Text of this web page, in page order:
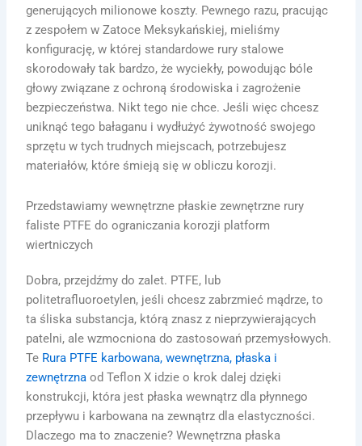
generujących milionowe koszty. Pewnego razu, pracując
z zespołem w Zatoce Meksykańskiej, mieliśmy
konfigurację, w której standardowe rury stalowe
skorodowały tak bardzo, że wyciekły, powodując bóle
głowy związane z ochroną środowiska i zagrożenie
bezpieczeństwa. Nikt tego nie chce. Jeśli więc chcesz
uniknąć tego bałaganu i wydłużyć żywotność swojego
sprzętu w tych trudnych miejscach, potrzebujesz
materiałów, które śmieją się w obliczu korozji.
Przedstawiamy wewnętrzne płaskie zewnętrzne rury
faliste PTFE do ograniczania korozji platform
wiertniczych
Dobra, przejdźmy do zalet. PTFE, lub
politetrafluoroetylen, jeśli chcesz zabrzmieć mądrze, to
ta śliska substancja, którą znasz z nieprzywierających
patelni, ale wzmocniona do zastosowań przemysłowych.
Te Rura PTFE karbowana, wewnętrzna, płaska i
zewnętrzna od Teflon X idzie o krok dalej dzięki
konstrukcji, która jest płaska wewnątrz dla płynnego
przepływu i karbowana na zewnątrz dla elastyczności.
Dlaczego ma to znaczenie? Wewnętrzna płaska